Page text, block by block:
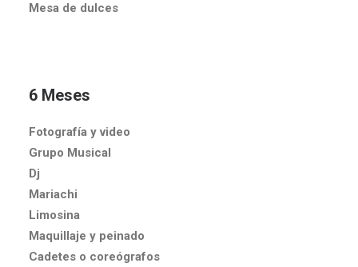
Mesa de dulces
6 Meses
Fotografía y video
Grupo Musical
Dj
Mariachi
Limosina
Maquillaje y peinado
Cadetes o coreógrafos